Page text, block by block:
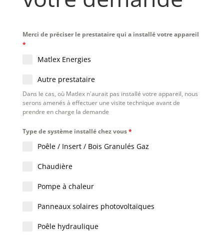
Merci de préciser le prestataire qui a installé votre appareil
*
Matlex Energies
Autre prestataire
Dans le cas, où Matlex n'aurait pas installé votre appareil, nous
serons amenés à effectuer une visite technique avant de
prendre en charge la demande
Type de système installé chez vous*
Poêle / Insert / Bois Granulés Gaz
Chaudière
Pompe à chaleur
Panneaux solaires photovoltaïques
Poêle hydraulique